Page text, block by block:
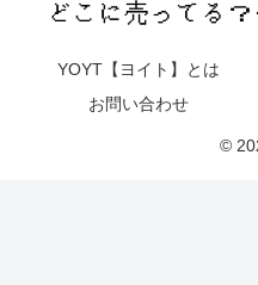
YOYT【ヨイト】とは
お問い合わせ
©